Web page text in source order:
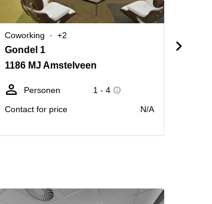
Coworking +2
Gondel 1
1186 MJ Amstelveen
Personen
1 - 4
Contact for price
N/A